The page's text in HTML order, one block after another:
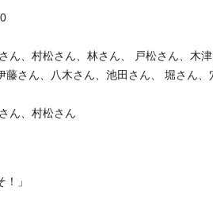
ん、村松さん、林さん、 戸松さん、木
さん、八木さん、池田さん、 堀さん、
ん、村松さん
」